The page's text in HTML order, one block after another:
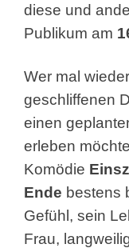
diese und
Publikum am
Wer mal
geschliffenen
einen
erleben
Komödie
Ende bestens
Gefühl, sein
Frau,